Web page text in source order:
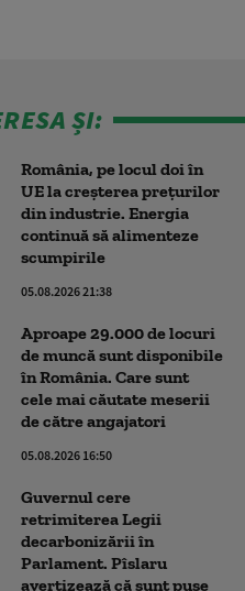
ȘI:
România, pe locul doi în
UE la creșterea prețurilor
din industrie. Energia
continuă să alimenteze
scumpirile
05.08.2026 21:38
Aproape 29.000 de locuri
de muncă sunt disponibile
în România. Care sunt
cele mai căutate meserii
de către angajatori
05.08.2026 16:50
Guvernul cere
retrimiterea Legii
decarbonizării în
Parlament. Pîslaru
avertizează că sunt puse